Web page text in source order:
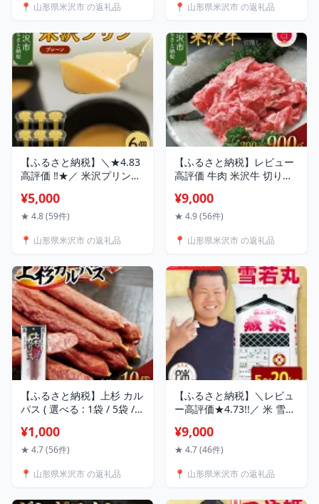
カタロース ) 300g / 600g /
牛 黒毛和牛 ブランド牛 国
産 山形 米沢 山形県 米沢市
📍 山形県米沢市 の返礼品
し 和食 煮物 芋煮 タレ 塩分
うまいタレ 常温保存 米沢
山形 山形県 米沢市
📍 山形県米沢市 の返礼品
【ふるさと納税】＼★4.83
高評価 ‼★／ 米沢プリン
ン お菓子 スイーツ プリン
ぷりん 新鮮 紅花たまご 国
なめらか とろとろ 濃厚 プ
送料無料 ウフウフ ガーデ
ン 山形 米沢 山形県 米沢市
¥5,000
★ 4.8 (59件)
📍 山形県米沢市 の返礼品
【ふるさと納税】レビュー
高評価 牛肉 米沢牛 切り落
300g / 600g / 900g 冷蔵
人気 和牛 黒毛和牛 ブラン
国産 ギフト お祝 プレゼン
送料無料 山形県 米沢市
¥9,000
★ 4.9 (56件)
📍 山形県米沢市 の返礼品
【ふるさと納税】上杉 カル
パス ( 選べる : 1袋 / 5袋 /
上杉カルパス サラミ ジャ
ーキー ブランド牛 米沢牛
酒 おつまみ つまみ 1,000円
¥1,000
★ 4.7 (56件)
📍 山形県米沢市 の返礼品
【ふるさと納税】＼レビュ
ー高評価★4.73!!／ 米 雪若
年産 5kg 8kg 10kg 20kg 先
行受付 先行予約 新米 精米
本米 生活応援米 おうちご
¥9,000
★ 4.7 (46件)
📍 山形県米沢市 の返礼品